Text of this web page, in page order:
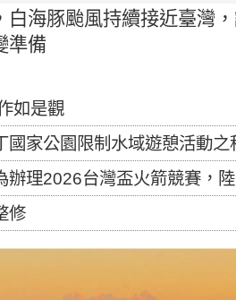
海豚颱風持續接近臺灣
準備
如是觀
制水域遊憩活動之種類、範圍、時間及行為」，自
盃火箭競賽，陸、海、空域警戒及協調相關事宜，因
修